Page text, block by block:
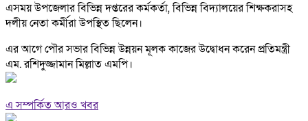
এসময় উপজেলার বিভিন্ন দপ্তরের কর্মকর্তা, বিভিন্ন বিদ্যালয়ের শিক্ষকরাসহ
দলীয় নেতা কর্মীরা উপস্থিত ছিলেন।
এর আগে পৌর সভার বিভিন্ন উন্নয়ন মূলক কাজের উদ্বোধন করেন প্রতিমন্ত্রী
এম. রশিদুজ্জামান মিল্লাত এমপি।
এ সম্পর্কিত আরও খবর